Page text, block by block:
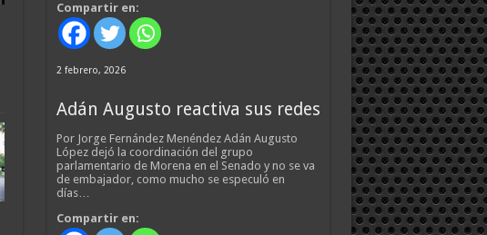
Compartir en:
2 febrero, 2026
Adán Augusto reactiva sus redes
Por Jorge Fernández Menéndez Adán Augusto
López dejó la coordinación del grupo
parlamentario de Morena en el Senado y no se va
de embajador, como mucho se especuló en
días…
Compartir en: